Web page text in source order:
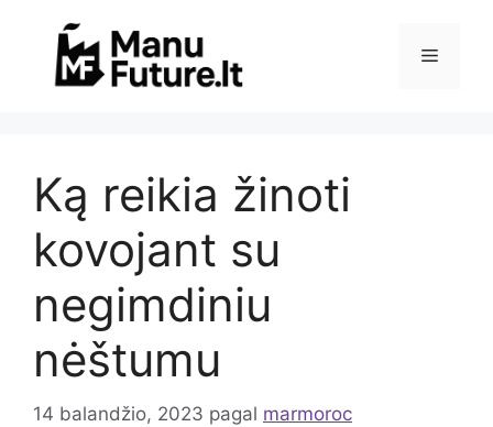
Meniu
Ką reikia žinoti
kovojant su
negimdiniu
nėštumu
14 balandžio, 2023 pagal marmoroc